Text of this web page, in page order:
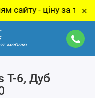
- ціну за товар ×
Т-6, Дуб